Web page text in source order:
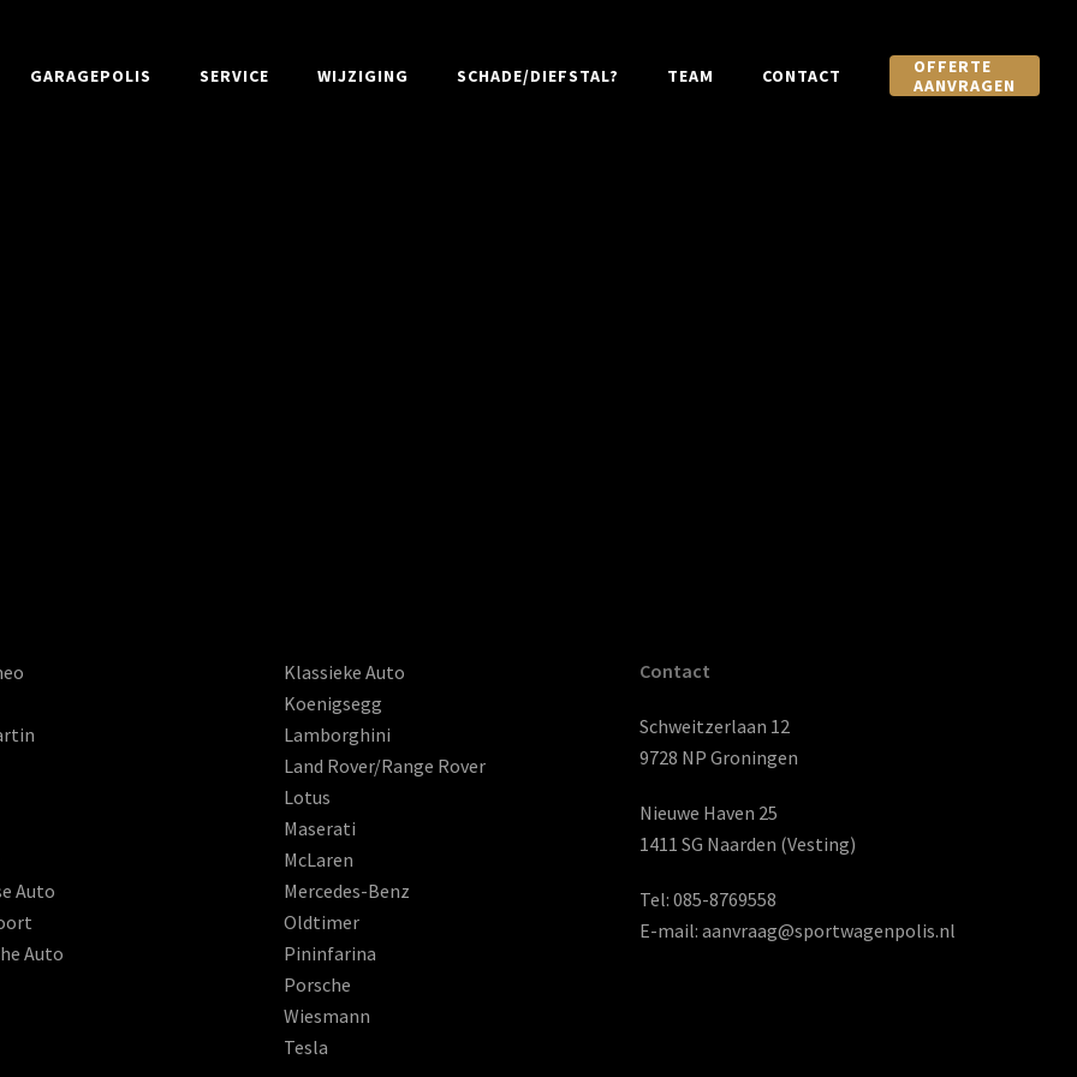
GARAGEPOLIS SERVICE WIJZIGING SCHADE/DIEFSTAL? TEAM CONTACT
OFFERTE
AANVRAGEN
Auto
Auto
Klassieke Auto
Koenigsegg
Lamborghini
Land Rover/Range Rover
Lotus
Maserati
McLaren
Mercedes-Benz
Oldtimer
Pininfarina
Porsche
Wiesmann
Tesla
Contact
Schweitzerlaan 12
9728 NP Groningen
Nieuwe Haven 25
1411 SG Naarden (Vesting)
Tel:085-8769558
E-mail:aanvraag@sportwagenpolis.nl